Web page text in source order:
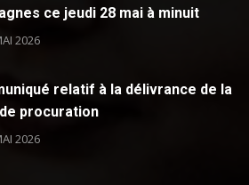
ce jeudi 28 mai à minuit
2026
relatif à la délivrance de la
procuration
2026